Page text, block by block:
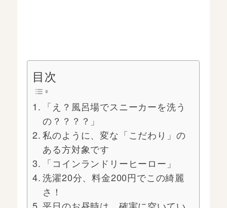
目次
「え？風呂場でスニーカーを洗う
の？？？？」
私のように、変な「こだわり」の
ある方対象です
「コインランドリーヒーロー」
洗濯20分、料金200円でこの綺麗
さ！